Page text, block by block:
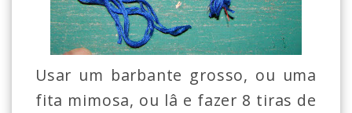
Usar um barbante grosso, ou uma
fita mimosa, ou lâ e fazer 8 tiras de